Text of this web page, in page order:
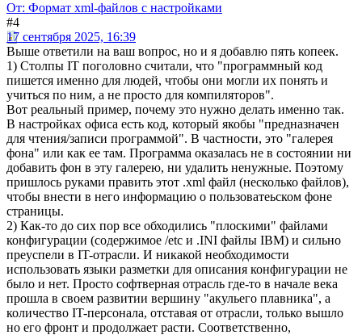
От: Формат xml-файлов с настройками
#4
17 сентября 2025, 16:39
Выше ответили на ваш вопрос, но и я добавлю пять копеек.
1) Столпы IT поголовно считали, что "программный код
пишется именно для людей, чтобы они могли их понять и
учиться по ним, а не просто для компиляторов".
Вот реальный пример, почему это нужно делать именно так.
В настройках офиса есть код, который якобы "предназначен
для чтения/записи программой". В частности, это "галерея
фона" или как ее там. Программа оказалась не в состоянии ни
добавить фон в эту галерею, ни удалить ненужные. Поэтому
пришлось руками править этот .xml файл (несколько файлов),
чтобы внести в него информацию о пользоватеьском фоне
страницы.
2) Как-то до сих пор все обходились "плоскими" файлами
конфигурации (содержимое /etc и .INI файлы IBM) и сильно
преуспели в IT-отрасли. И никакой необходимости
использовать языки разметки для описания конфигурации не
было и нет. Просто софтверная отрасль где-то в начале века
прошла в своем развитии вершину "акульего плавника", а
количество IT-персонала, отставая от отрасли, только вышло
но его фронт и продолжает расти. Соответственно,